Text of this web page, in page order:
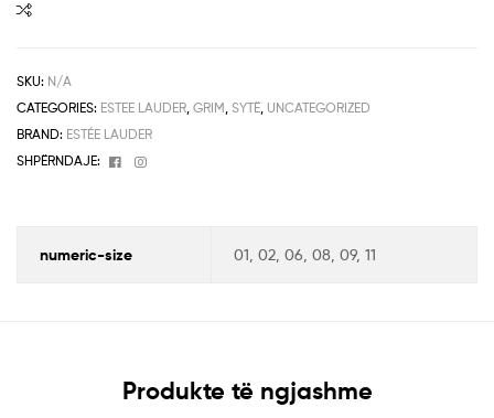
SKU: N/A
CATEGORIES: ESTEE LAUDER GRIM SYTË UNCATEGORIZED
BRAND: ESTÉE LAUDER
SHPËRNDAJE:
Facebook
Instagram
numeric-size 01, 02, 06, 08, 09, 11
Produkte të ngjashme